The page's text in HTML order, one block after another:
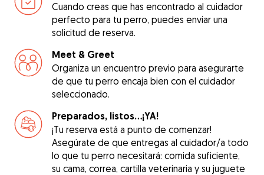
Cuando creas que has encontrado al cuidador
perfecto para tu perro, puedes enviar una
solicitud de reserva.
Meet & Greet
Organiza un encuentro previo para asegurarte
de que tu perro encaja bien con el cuidador
seleccionado.
Preparados, listos...¡YA!
¡Tu reserva está a punto de comenzar!
Asegúrate de que entregas al cuidador/a todo
lo que tu perro necesitará: comida suficiente,
su cama, correa, cartilla veterinaria y su juguete